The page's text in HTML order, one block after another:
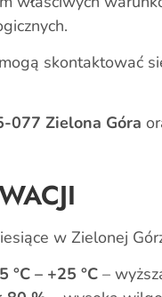
skontaktować
077 Zielona Góra
w Zielonej
°C – +25 °C –